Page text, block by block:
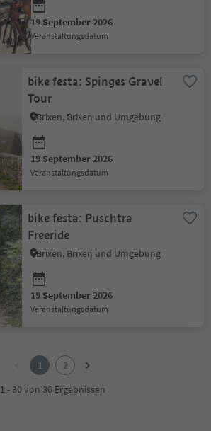
19 September 2026
Veranstaltungsdatum
bike festa: Spinges Gravel
Tour
Brixen, Brixen und Umgebung
19 September 2026
Veranstaltungsdatum
bike festa: Puschtra
Freeride
Brixen, Brixen und Umgebung
19 September 2026
Veranstaltungsdatum
1
2
1 - 30 von 36 Ergebnissen